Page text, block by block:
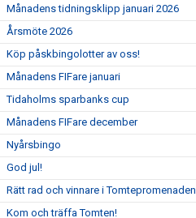
Månadens tidningsklipp januari 2026
Årsmöte 2026
Köp påskbingolotter av oss!
Månadens FIFare januari
Tidaholms sparbanks cup
Månadens FIFare december
Nyårsbingo
God jul!
Rätt rad och vinnare i Tomtepromenaden
Kom och träffa Tomten!